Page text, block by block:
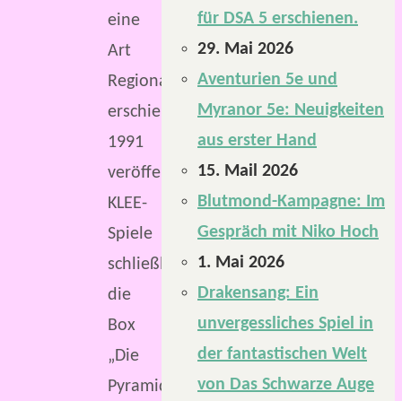
eine
Art
Regionalbeschreibung
erschien.
1991
veröffentlichte
KLEE-
Spiele
schließlich
die
Box
„Die
Pyramiden
für DSA 5 erschienen.
29. Mai 2026
Aventurien 5e und
Myranor 5e: Neuigkeiten
aus erster Hand
15. Mail 2026
Blutmond-Kampagne: Im
Gespräch mit Niko Hoch
1. Mai 2026
Drakensang: Ein
unvergessliches Spiel in
der fantastischen Welt
von Das Schwarze Auge